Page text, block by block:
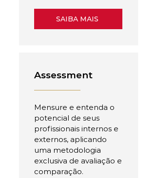
SAIBA MAIS
Assessment
Mensure e entenda o
potencial de seus
profissionais internos e
externos, aplicando
uma metodologia
exclusiva de avaliação e
comparação.